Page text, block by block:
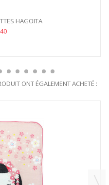
HAGOITA
ONT ÉGALEMENT ACHETÉ :